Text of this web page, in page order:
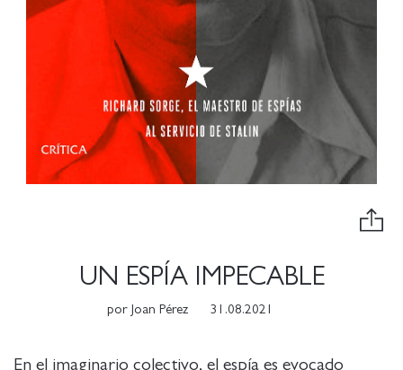
UN ESPÍA IMPECABLE
por Joan Pérez 31.08.2021
En el imaginario colectivo, el espía es evocado